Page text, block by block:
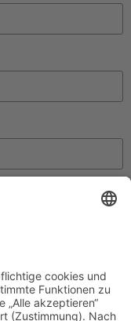
Sie sich damit